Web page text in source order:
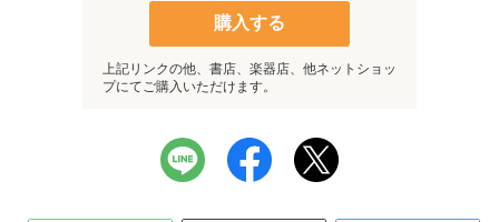
購入する
上記リンクの他、書店、楽器店、他ネットショッ
プにてご購入いただけます。